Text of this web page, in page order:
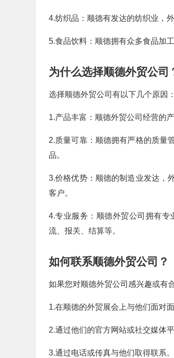
4.纺织品：顺德有发达的纺织业，
5.食品饮料：顺德拥有众多食品加
为什么选择顺德外贸公司
选择顺德外贸公司有以下几个原因：
1.产品丰富：顺德外贸公司经营的
2.质量可靠：顺德拥有严格的质量
品。
3.价格优势：顺德的制造业发达，
客户。
4.专业服务：顺德外贸公司拥有
流、报关、结算等。
如何联系顺德外贸公司？
如果您对顺德外贸公司感兴趣或有
1.在顺德的外贸展会上与他们面对面
2.通过他们的官方网站或社交媒体
3.通过电话或传真与他们取得联系。